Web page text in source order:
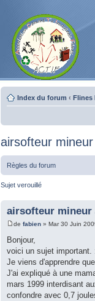
Index du forum ‹ Flines
airsofteur
Règles du forum
Sujet verouillé
airsofteur mineur
de fabien » Mar 30 Juin
Bonjour,
voici un sujet
Je viens d'apprendre
J'ai expliqué à une
mars 1999 interdisant
confondre avec 0,7